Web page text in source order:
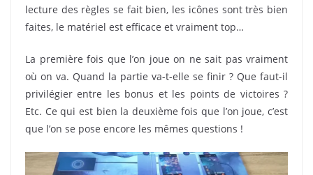
lecture des règles se fait bien, les icônes sont très bien
faites, le matériel est efficace et vraiment top…
La première fois que l’on joue on ne sait pas vraiment
où on va. Quand la partie va-t-elle se finir ? Que faut-il
privilégier entre les bonus et les points de victoires ?
Etc. Ce qui est bien la deuxième fois que l’on joue, c’est
que l’on se pose encore les mêmes questions !